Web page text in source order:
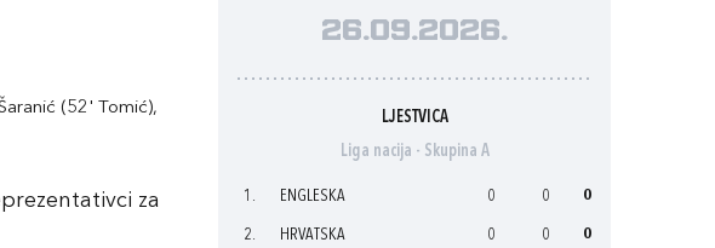
(52' Tomić),
za
26.09.2026.
LJESTVICA
Liga nacija - Skupina A
1. ENGLESKA 0 0 0
2. HRVATSKA 0 0 0